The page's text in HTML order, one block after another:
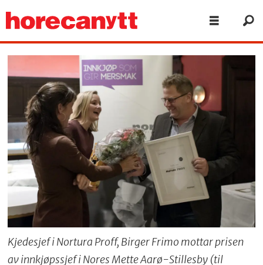
Kjedesjef i Nortura Proff, Birger Frimo mottar prisen
av innkjøpssjef i Nores Mette Aarø-Stillesby (til